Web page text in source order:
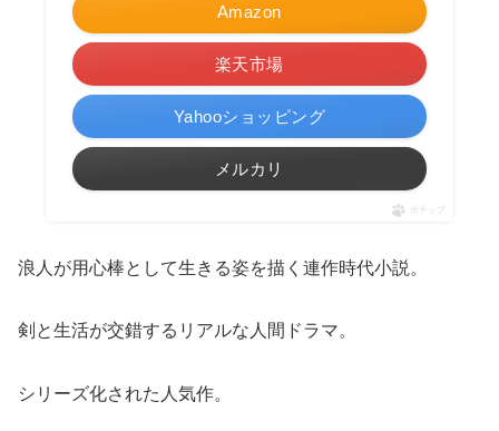
Amazon
楽天市場
Yahooショッピング
メルカリ
ポチップ
浪人が用心棒として生きる姿を描く連作時代小説。
剣と生活が交錯するリアルな人間ドラマ。
シリーズ化された人気作。